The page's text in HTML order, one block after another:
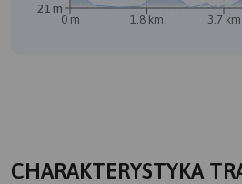
0 m 1.8 km 3.7 km
21 m
CHARAKTERYSTYKA